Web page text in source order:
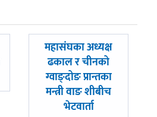
अघिल्लाे
महासंघका अध्यक्ष
ढकाल र चीनको
ग्वाङ्दोङ प्रान्तका
मन्त्री वाङ शीबीच
भेटवार्ता